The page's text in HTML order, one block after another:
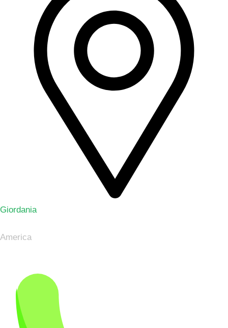
Giordania
America